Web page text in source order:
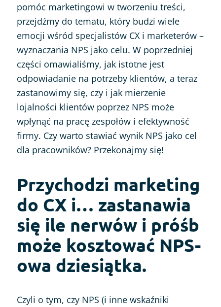
pomóc marketingowi w tworzeniu treści,
przejdźmy do tematu, który budzi wiele
emocji wśród specjalistów CX i marketerów –
wyznaczania NPS jako celu. W poprzedniej
części omawialiśmy, jak istotne jest
odpowiadanie na potrzeby klientów, a teraz
zastanowimy się, czy i jak mierzenie
lojalności klientów poprzez NPS może
wpłynąć na pracę zespołów i efektywność
firmy. Czy warto stawiać wynik NPS jako cel
dla pracowników? Przekonajmy się!
Przychodzi marketing
do CX i… zastanawia
się ile nerwów i próśb
może kosztować NPS-
owa dziesiątka.
Czyli o tym, czy NPS (i inne wskaźniki